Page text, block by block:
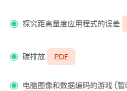
探究距离量度应用程式的误差
碳排放 PDF
电脑图像和数据编码的游戏 (